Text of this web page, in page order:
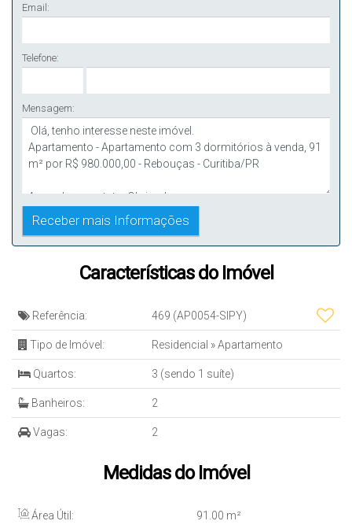
Email:
Telefone:
Mensagem:
Características do Imóvel
Referência: 469 (AP0054-SIPY)
Tipo de Imóvel: Residencial »Apartamento
Quartos: 3 (sendo 1 suíte)
Banheiros: 2
Vagas: 2
Medidas do Imóvel
Área Útil: 91 .00 m²